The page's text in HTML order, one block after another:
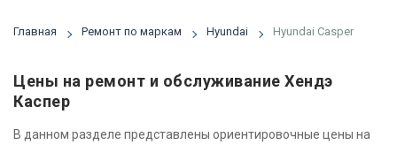
Главная Ремонт по маркам Hyundai Hyundai Casper
Цены на ремонт и обслуживание Хендэ
Каспер
В данном разделе представлены ориентировочные цены на